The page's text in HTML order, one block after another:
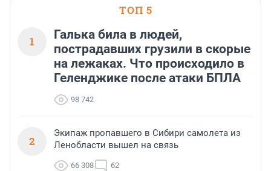
ТОП 5
1
Галька била в людей,
пострадавших грузили в скорые
на лежаках. Что происходило в
Геленджике после атаки БПЛА
98 742
2
Экипаж пропавшего в Сибири самолета из
Ленобласти вышел на связь
66 308 62